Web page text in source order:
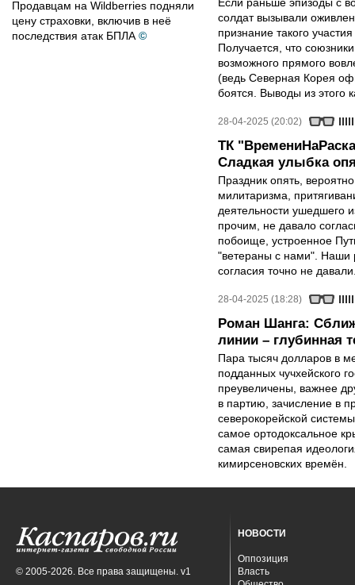
Продавцам на Wildberries подняли
цену страховки, включив в неё
последствия атак БПЛА ©
солдат вызывали
признание такого
Получается, что
возможного прямого
(ведь Северная Корея
боятся. Выводы из этого
28-04-2025 (20:02)
ТК
Сладкая улыбка
Праздник опять,
милитаризма,
деятельности ушедшего
прочим, не давало
побоище, устроенное
"ветераны с нами". Наши
согласия точно не
28-04-2025 (18:28)
Роман Шанга:
линии – глубинная
Пара тысяч долларов в
подданных чучхейского
преувеличены, важнее
в партию, зачисление в
северокорейской
самое ортодоксальное
самая свирепая
кимирсеновских времён.
© 2005-2026. Все права защищены. v1
НОВОСТИ
Оппозиция
Власть